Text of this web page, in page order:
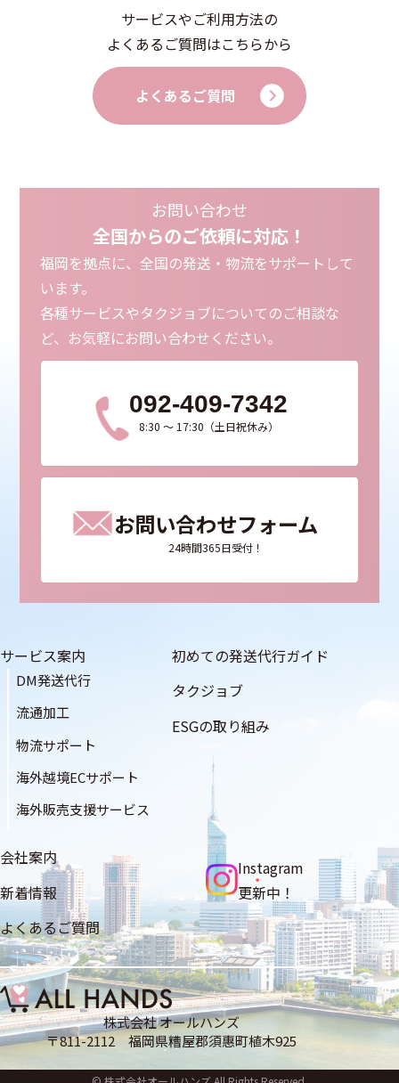
サービスやご利用方法の
よくあるご質問はこちらから
よくあるご質問
お問い合わせ
全国からのご依頼に対応！
福岡を拠点に、全国の発送・物流をサポートして
います。
各種サービスやタクジョブについてのご相談な
ど、お気軽にお問い合わせください。
092-409-7342
8:30 ～ 17:30（土日祝休み）
お問い合わせフォーム
24時間365日受付！
サービス案内
DM発送代行
流通加工
物流サポート
海外越境ECサポート
海外販売支援サービス
初めての発送代行ガイド
タクジョブ
ESGの取り組み
会社案内
新着情報
よくあるご質問
Instagram
更新中！
株式会社 オールハンズ
〒811-2112 福岡県糟屋郡須惠町植木925